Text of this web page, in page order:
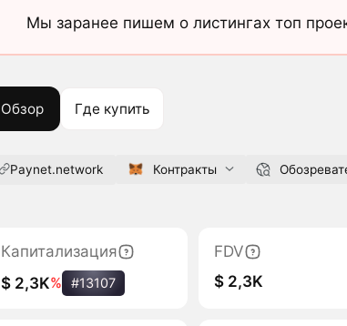
Мы заранее пишем о листингах топ
Обзор Где купить
Paynet.network Контракты
Капитализация
$ 2,3K% #13107
FDV
$ 2,3K